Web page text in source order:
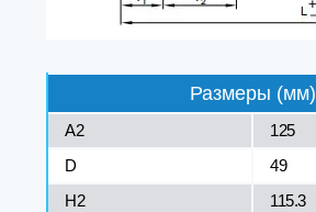
Размеры (мм)
A2
125
D
49
H2
115.3